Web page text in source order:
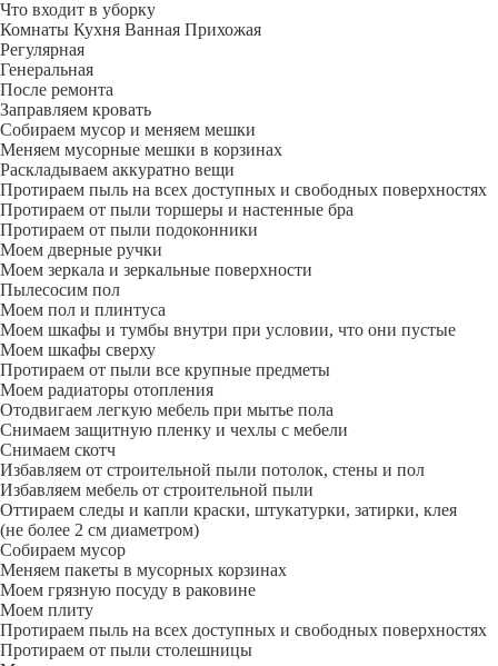
Что входит в уборку
Регу­лярная
Гене­ральная
После ремонта
Заправляем кровать
Собираем мусор и меняем мешки
Меняем мусорные мешки в корзинах
Раскладываем аккуратно вещи
Протираем пыль на всех доступных и свободных поверхностях
Протираем от пыли торшеры и настенные бра
Протираем от пыли подоконники
Моем дверные ручки
Моем зеркала и зеркальные поверхности
Пылесосим пол
Моем пол и плинтуса
Моем шкафы и тумбы внутри при условии, что они пустые
Моем шкафы сверху
Протираем от пыли все крупные предметы
Моем радиаторы отопления
Отодвигаем легкую мебель при мытье пола
Снимаем защитную пленку и чехлы с мебели
Снимаем скотч
Избавляем от строительной пыли потолок, стены и пол
Избавляем мебель от строительной пыли
Оттираем следы и капли краски, штукатурки, затирки, клея
(не более 2 см диаметром)
Собираем мусор
Меняем пакеты в мусорных корзинах
Моем грязную посуду в раковине
Моем плиту
Протираем пыль на всех доступных и свободных поверхностях
Протираем от пыли столешницы